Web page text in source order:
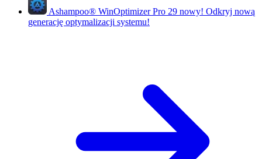
Ashampoo® WinOptimizer Pro 29 nowy! Odkryj nową
generację optymalizacji systemu!